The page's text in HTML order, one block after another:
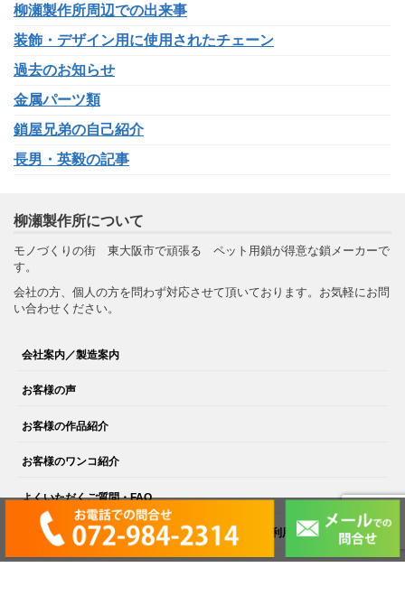
柳瀬製作所周辺での出来事
装飾・デザイン用に使用されたチェーン
過去のお知らせ
金属パーツ類
鎖屋兄弟の自己紹介
長男・英毅の記事
柳瀬製作所について
モノづくりの街 東大阪市で頑張る ペット用鎖が得意な鎖メーカーで
す。
会社の方、個人の方を問わず対応させて頂いております。お気軽にお問
い合わせください。
会社案内／製造案内
お客様の声
お客様の作品紹介
お客様のワンコ紹介
よくいただくご質問・FAQ
弊社ブログ（鎖屋兄弟の奮闘記 ライブドアブログ利用）